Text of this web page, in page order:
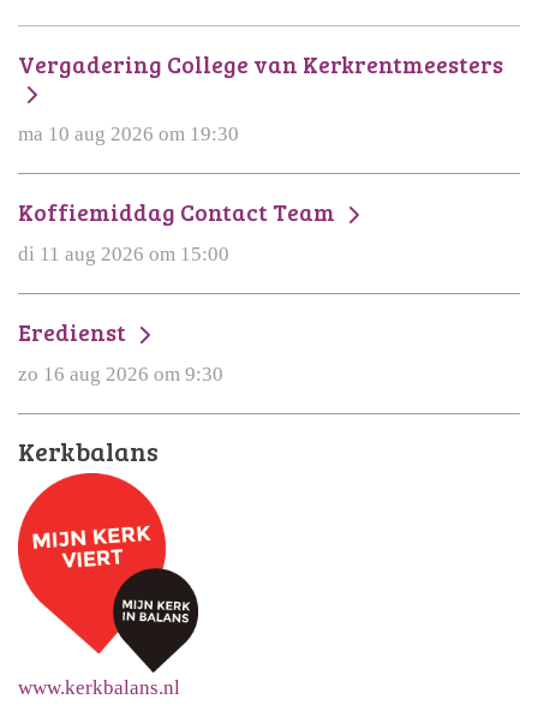
Vergadering College van Kerkrentmeesters
ma 10 aug 2026 om 19:30
Koffiemiddag Contact Team
di 11 aug 2026 om 15:00
Eredienst
zo 16 aug 2026 om 9:30
Kerkbalans
www.kerkbalans.nl